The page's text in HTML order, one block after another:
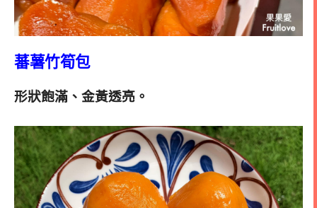
蕃薯竹筍包
形狀飽滿、金黃透亮。